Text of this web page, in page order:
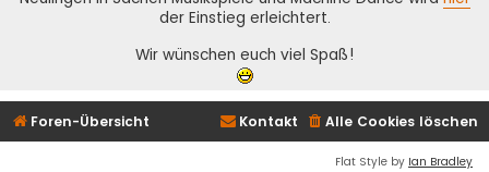
der Einstieg erleichtert.
Wir wünschen euch viel Spaß!
Foren-Übersicht Alle Cookies löschen
Kontakt
Flat Style by Ian Bradley